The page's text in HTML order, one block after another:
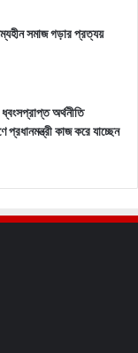
সমাজ গড়ার প্রত্যয়
অর্থনীতি
প্রধানমন্ত্রী কাজ করে যাচ্ছেন